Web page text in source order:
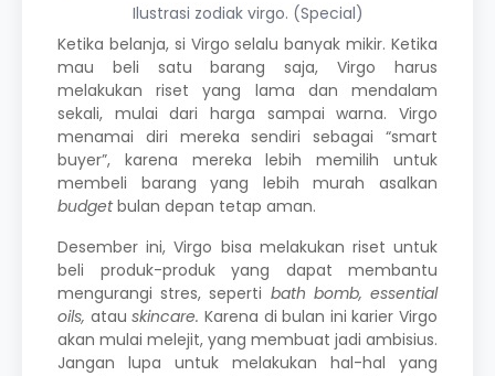
Ilustrasi zodiak virgo. (Special)
Ketika belanja, si Virgo selalu banyak mikir. Ketika
mau beli satu barang saja, Virgo harus
melakukan riset yang lama dan mendalam
sekali, mulai dari harga sampai warna. Virgo
menamai diri mereka sendiri sebagai “smart
buyer”, karena mereka lebih memilih untuk
membeli barang yang lebih murah asalkan
budgetbulan depan tetap aman.
Desember ini, Virgo bisa melakukan riset untuk
beli produk-produk yang dapat membantu
mengurangi stres, seperti bath bomb, essential
oils, atau skincare. Karena di bulan ini karier Virgo
akan mulai melejit, yang membuat jadi ambisius.
Jangan lupa untuk melakukan hal-hal yang